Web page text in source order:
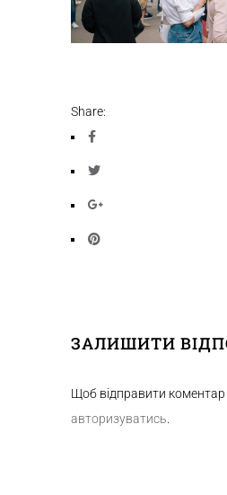
Share:
ЗАЛИШИТИ
Щоб відправити
авторизуватись.